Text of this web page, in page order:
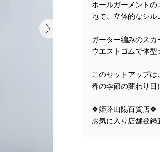
ホールガーメント
地で、立体的なシル
ガーター編みのスカ
ウエストゴムで体型
このセットアップは
春の季節の変わり目
🍀姫路山陽百貨店🍀
お気に入り店舗登録